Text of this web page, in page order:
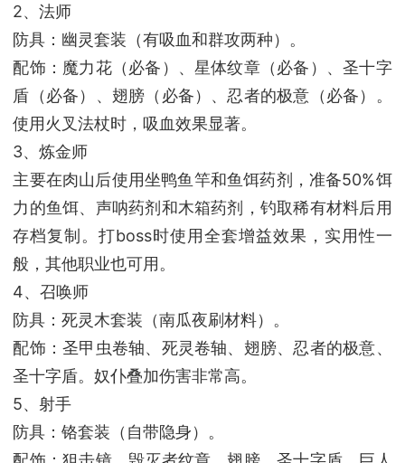
2、法师
防具：幽灵套装（有吸血和群攻两种）。
配饰：魔力花（必备）、星体纹章（必备）、圣十字
盾（必备）、翅膀（必备）、忍者的极意（必备）。
使用火叉法杖时，吸血效果显著。
3、炼金师
主要在肉山后使用坐鸭鱼竿和鱼饵药剂，准备50%饵
力的鱼饵、声呐药剂和木箱药剂，钓取稀有材料后用
存档复制。打boss时使用全套增益效果，实用性一
般，其他职业也可用。
4、召唤师
防具：死灵木套装（南瓜夜刷材料）。
配饰：圣甲虫卷轴、死灵卷轴、翅膀、忍者的极意、
圣十字盾。奴仆叠加伤害非常高。
5、射手
防具：铬套装（自带隐身）。